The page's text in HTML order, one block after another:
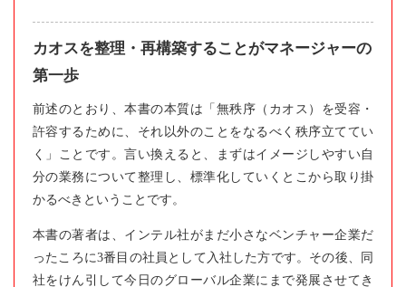
カオスを整理・再構築することがマネージャーの
第一歩
前述のとおり、本書の本質は「無秩序（カオス）を受容・
許容するために、それ以外のことをなるべく秩序立ててい
く」ことです。言い換えると、まずはイメージしやすい自
分の業務について整理し、標準化していくとこから取り掛
かるべきということです。
本書の著者は、インテル社がまだ小さなベンチャー企業だ
ったころに3番目の社員として入社した方です。その後、同
社をけん引して今日のグローバル企業にまで発展させてき